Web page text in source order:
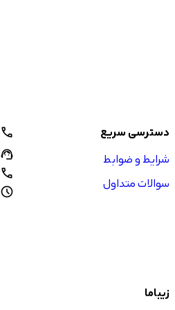
دسترسی سریع
شرایط و ضوابط
سوالات متداول
call
support_agent
call
schedule
زیباما